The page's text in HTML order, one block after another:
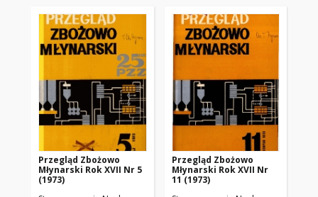
Przegląd Zbożowo
Młynarski Rok XVII Nr 5
(1973)
Przegląd Zbożowo
Młynarski Rok XVII Nr
11 (1973)